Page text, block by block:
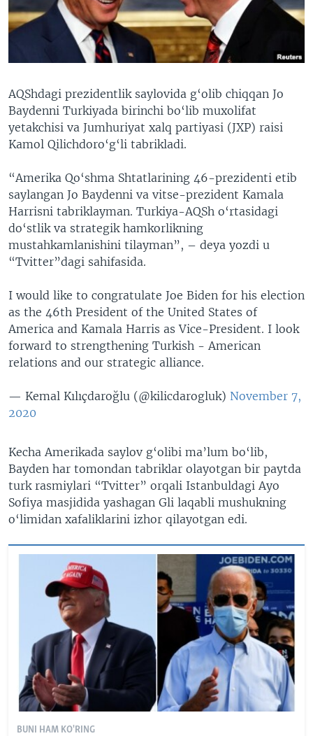
VIDEO
XABARLAR SURATLARDA
ODNOKLASSNIKI
TELEGRAM
TWITTER
SOUNDCLOUD
VOA
AQShdagi prezidentlik saylovida g‘olib chiqqan Jo
Baydenni Turkiyada birinchi bo‘lib muxolifat
yetakchisi va Jumhuriyat xalq partiyasi (JXP) raisi
Kamol Qilichdoro‘g‘li tabrikladi.
“Amerika Qo‘shma Shtatlarining 46-prezidenti etib
saylangan Jo Baydenni va vitse-prezident Kamala
Harrisni tabriklayman. Turkiya-AQSh o‘rtasidagi
do‘stlik va strategik hamkorlikning
mustahkamlanishini tilayman”, – deya yozdi u
“Tvitter”dagi sahifasida.
I would like to congratulate Joe Biden for his election
as the 46th President of the United States of
America and Kamala Harris as Vice-President. I look
forward to strengthening Turkish - American
relations and our strategic alliance.
— Kemal Kılıçdaroğlu (@kilicdarogluk) November 7,
2020
Kecha Amerikada saylov g‘olibi ma’lum bo‘lib,
Bayden har tomondan tabriklar olayotgan bir paytda
turk rasmiylari “Tvitter” orqali Istanbuldagi Ayo
Sofiya masjidida yashagan Gli laqabli mushukning
o‘limidan xafaliklarini izhor qilayotgan edi.
BUNI HAM KO'RING